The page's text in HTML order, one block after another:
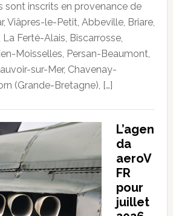
sont inscrits en provenance de
Viâpres-le-Petit, Abbeville, Briare,
Ferté-Alais, Biscarrosse,
Moisselles, Persan-Beaumont,
sur-Mer, Chavenay-
(Grande-Bretagne), […]
L’agen
da
aeroV
FR
pour
juillet